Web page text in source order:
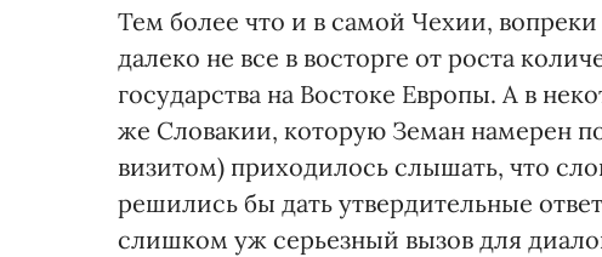
Тем более что и в самой Чехии,
далеко не все в восторге от роста
государства на Востоке Европы. А в
же Словакии, которую Земан намерен
визитом) приходилось слышать, что
решились бы дать утвердительные
слишком уж серьезный вызов для